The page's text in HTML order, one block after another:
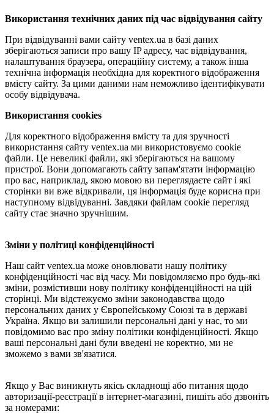
Використання технічних даних під час відвідування сайту
При відвідуванні вами сайту ventex.ua в базі даних
зберігаються записи про вашу IP адресу, час відвідування,
налаштування браузера, операційну систему, а також інша
технічна інформація необхідна для коректного відображення
вмісту сайту. За цими даними нам неможливо ідентифікувати
особу відвідувача.
Використання cookies
Для коректного відображення вмісту та для зручності
використання сайту ventex.ua ми використовуємо cookie
файли. Це невеликі файли, які зберігаються на вашому
пристрої. Вони допомагають сайту запам'ятати інформацію
про вас, наприклад, якою мовою ви переглядаєте сайт і які
сторінки ви вже відкривали, ця інформація буде корисна при
наступному відвідуванні. Завдяки файлам cookie перегляд
сайту стає значно зручнішим.
Зміни у політиці конфіденційності
Наш сайт ventex.ua може оновлювати нашу політику
конфіденційності час від часу. Ми повідомляємо про будь-які
зміни, розмістивши нову політику конфіденційності на цій
сторінці. Ми відстежуємо зміни законодавства щодо
персональних даних у Європейському Союзі та в державі
Україна. Якщо ви залишили персональні дані у нас, то ми
повідомимо вас про зміну політики конфіденційності. Якщо
ваші персональні дані були введені не коректно, ми не
зможемо з вами зв'язатися.
Якщо у Вас виникнуть якісь складнощі або питання щодо
авторизації-реєстрації в інтернет-магазині, пишіть або дзвоніть
за номерами: